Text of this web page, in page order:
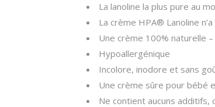
La lanoline la plus pure au
La crème HPA® Lanoline
Une crème 100% naturelle
Hypoallergénique
Incolore, inodore et sans
Une crème sûre pour bébé
Ne contient aucuns additifs,